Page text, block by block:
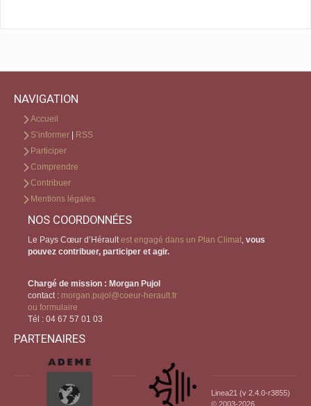
NAVIGATION
Accueil
S’informer|
RSS
Participer
Comprendre
Contribuer
Mentions légales
NOS COORDONNÉES
Le Pays Cœur d’Héraultest engagé dans un Plan Climat, vous
pouvez contribuer, participer et agir.
Chargé de mission : Morgan Pujol
contact : morgan.pujol@coeur-herault.fr
ou formulaire
Tél : 04 67 57 01 03
PARTENAIRES
Linea21 (v 2.4.0-r3855)
© 2003-2026